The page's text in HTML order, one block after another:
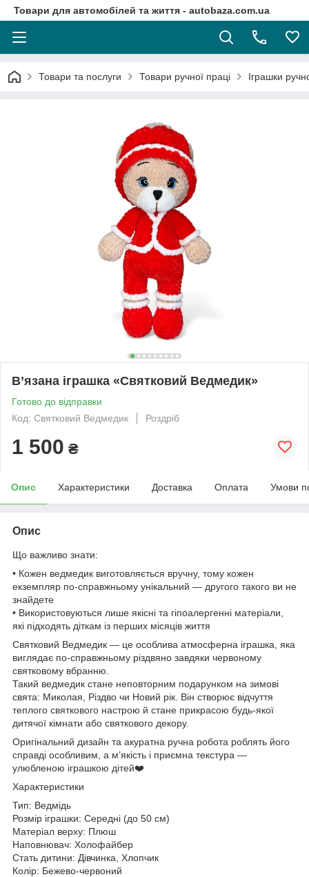
Товари для автомобілей та життя - autobaza.com.ua
Товари та послуги Товари ручної праці Іграшки
В’язана іграшка «Святковий Ведмедик»
Готово до відправки
Код: Святковий Ведмедик
Роздріб
1 500 ₴
Опис Характеристики Доставка Оплата Умови
Опис
Що важливо знати:
• Кожен ведмедик виготовляється вручну, тому кожен
екземпляр по-справжньому унікальний — другого такого ви не
знайдете
• Використовуються лише якісні та гіпоалергенні матеріали,
які підходять діткам із перших місяців життя
Святковий Ведмедик — це особлива атмосферна іграшка, яка
виглядає по-справжньому різдвяно завдяки червоному
святковому вбранню.
Такий ведмедик стане неповторним подарунком на зимові
свята: Миколая, Різдво чи Новий рік. Він створює відчуття
теплого святкового настрою й стане прикрасою будь-якої
дитячої кімнати або святкового декору.
Оригінальний дизайн та акуратна ручна робота роблять його
справді особливим, а м’якість і приємна текстура —
улюбленою іграшкою дітей❤️
Характеристики
Тип: Ведмідь
Розмір іграшки: Середні (до 50 см)
Матеріал верху: Плюш
Наповнювач: Холофайбер
Стать дитини: Дівчинка, Хлопчик
Колір: Бежево-червоний